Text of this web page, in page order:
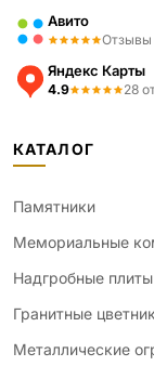
Авито
Отзывы
Яндекс Карты
4.9 28
КАТАЛОГ
Памятники
Мемориальные
Надгробные плиты
Гранитные
Металлические